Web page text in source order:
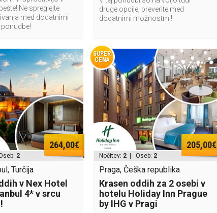
Ne spreglejte
med dodatnimi
druge opcije, preverite med
dodatnimi možnostmi!
264,00€
2
Turčija
v Nex Hotel
4* v srcu
SUPER
CENA
205,00€
Nočitev: 2 | Oseb: 2
Praga, Češka republika
Krasen oddih za 2 osebi v
hotelu Holiday Inn Prague
by IHG v Pragi